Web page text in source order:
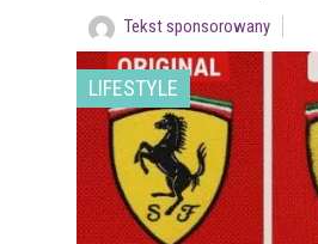
Tekst sponsorowany
LIFESTYLE